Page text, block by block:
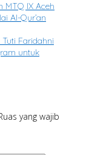
MTQ IX Aceh
Al-Qur’an
Faridahni
untuk
yang wajib